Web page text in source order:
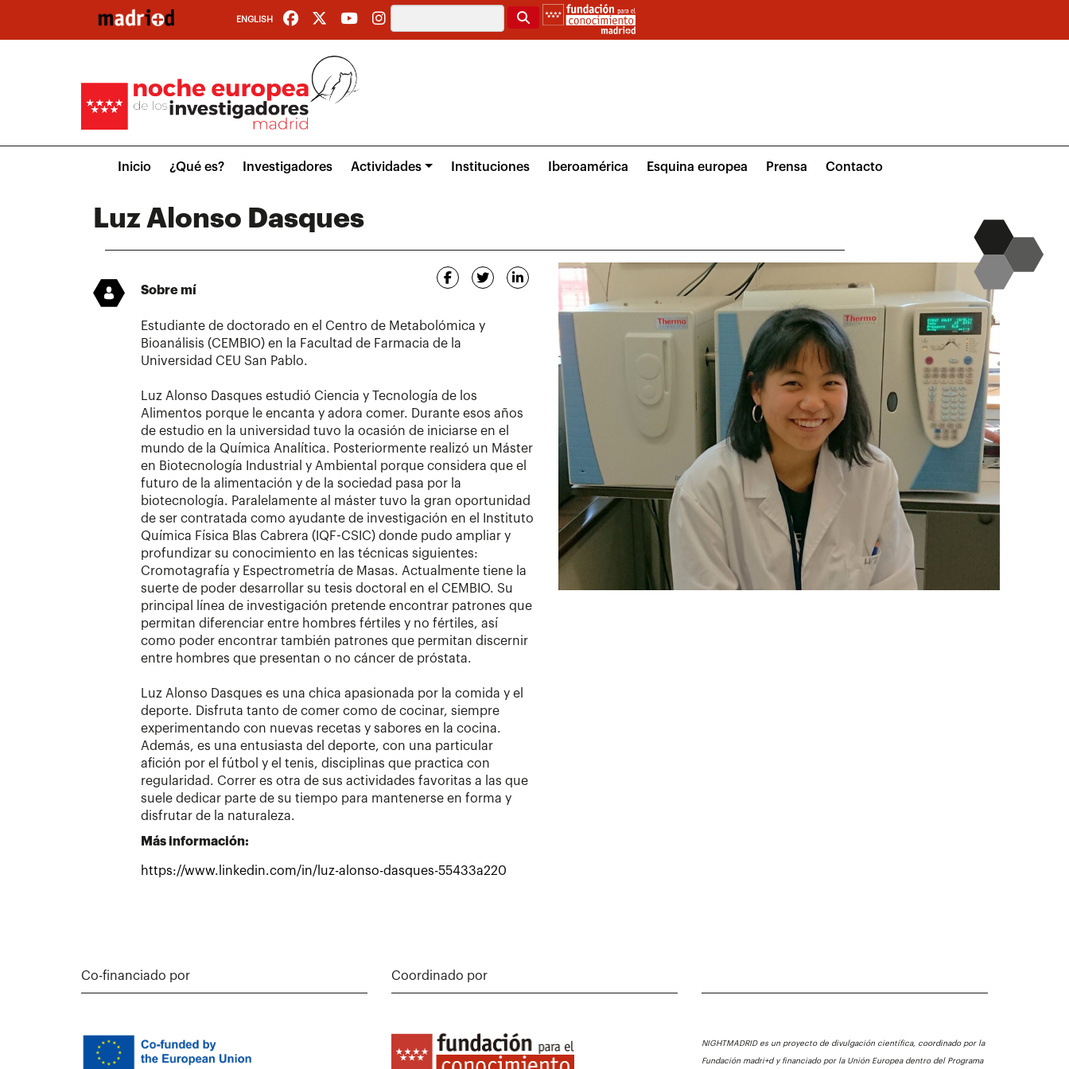
contenido
ENGLISH Buscar
menuInicio ¿Qué es? Investigadores Actividades Instituciones Iberoamérica Esquina europea Prensa Contacto
Luz Alonso Dasques
Sobre mí
Estudiante de doctorado en el Centro de Metabolómica y
Bioanálisis (CEMBIO) en la Facultad de Farmacia de la
Universidad CEU San Pablo.
Luz Alonso Dasques estudió Ciencia y Tecnología de los
Alimentos porque le encanta y adora comer. Durante esos años
de estudio en la universidad tuvo la ocasión de iniciarse en el
mundo de la Química Analítica. Posteriormente realizó un Máster
en Biotecnología Industrial y Ambiental porque considera que el
futuro de la alimentación y de la sociedad pasa por la
biotecnología. Paralelamente al máster tuvo la gran oportunidad
de ser contratada como ayudante de investigación en el Instituto
Química Física Blas Cabrera (IQF-CSIC) donde pudo ampliar y
profundizar su conocimiento en las técnicas siguientes:
Cromotagrafía y Espectrometría de Masas. Actualmente tiene la
suerte de poder desarrollar su tesis doctoral en el CEMBIO. Su
principal línea de investigación pretende encontrar patrones que
permitan diferenciar entre hombres fértiles y no fértiles, así
como poder encontrar también patrones que permitan discernir
entre hombres que presentan o no cáncer de próstata.
Luz Alonso Dasques es una chica apasionada por la comida y el
deporte. Disfruta tanto de comer como de cocinar, siempre
experimentando con nuevas recetas y sabores en la cocina.
Además, es una entusiasta del deporte, con una particular
afición por el fútbol y el tenis, disciplinas que practica con
regularidad. Correr es otra de sus actividades favoritas a las que
suele dedicar parte de su tiempo para mantenerse en forma y
disfrutar de la naturaleza.
Más información:
https://www.linkedin.com/in/luz-alonso-dasques-55433a220
Co-financiado por Coordinado por
NIGHTMADRID es un proyecto de divulgación científica, coordinado por la
Fundación madri+d y financiado por la Unión Europea dentro del Programa